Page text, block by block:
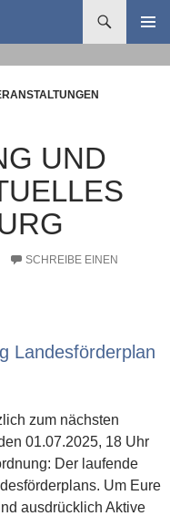
MENÜ
UND
SCHREIBE EINEN
Landesförderplan
zum nächsten
01.07.2025, 18 Uhr
Der laufende
Um Eure
ausdrücklich Aktive